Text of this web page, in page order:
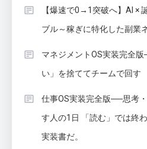
【爆速で0→1突破へ】AI ×
ブル～稼ぎに特化した副業
マネジメントOS実装完全
い」を捨ててチームで回す
仕事OS実装完全版──思考
す人の1日 「読む」では終
実装書だ。